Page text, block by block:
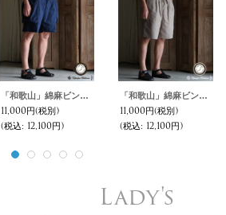
「和歌山」綿麻ビンテージソフトキャンバス ガーデニングカーゴ イージーショーツ【MADE IN JAPAN】『日本製』 / Upscape Audience
11,000円(税別)
(税込: 12,100円)
「和歌山」綿麻ビンテージソフトキャンバス 2タック イージーショーツ【MADE IN JAPAN】『日本製』 / Upscape Audience
11,000円(税別)
(税込: 12,100円)
Lady's